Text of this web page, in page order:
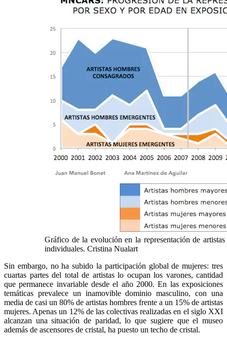
Gráfico de la evolución en la representación de
individuales. Cristina Nualart
Sin embargo, no ha subido la participación global de mujeres: tres
cuartas partes del total de artistas lo ocupan los varones, cantidad
que permanece invariable desde el año 2000. En las exposiciones
temáticas prevalece un inamovible dominio masculino, con una
media de casi un 80% de artistas hombres frente a un 15% de artistas
mujeres. Apenas un 12% de las colectivas realizadas en el siglo XXI
alcanzan una situación de paridad, lo que sugiere que el museo
además de ascensores de cristal, ha puesto un techo de cristal.